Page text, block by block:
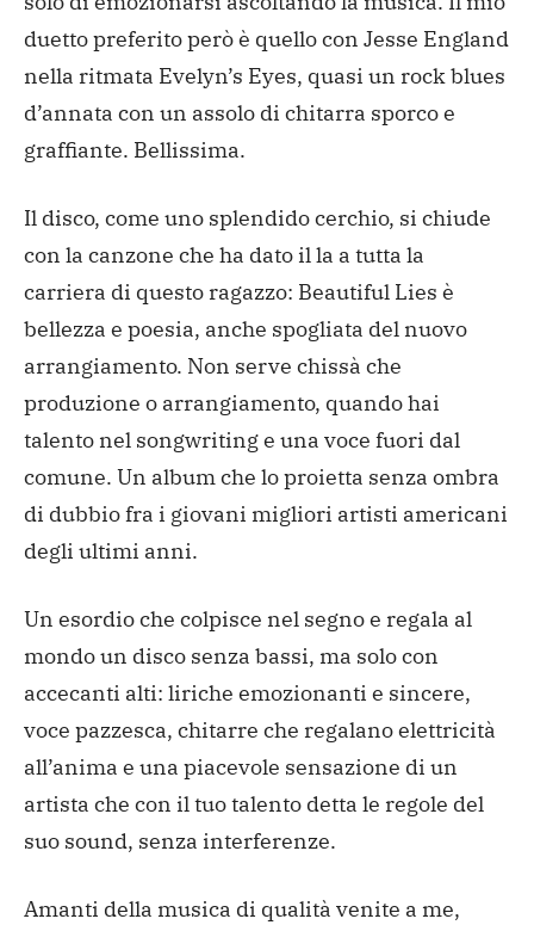
duetto preferito però è quello con Jesse England
nella ritmata Evelyn’s Eyes, quasi un rock blues
d’annata con un assolo di chitarra sporco e
graffiante. Bellissima.
Il disco, come uno splendido cerchio, si chiude
con la canzone che ha dato il la a tutta la
carriera di questo ragazzo: Beautiful Lies è
bellezza e poesia, anche spogliata del nuovo
arrangiamento. Non serve chissà che
produzione o arrangiamento, quando hai
talento nel songwriting e una voce fuori dal
comune. Un album che lo proietta senza ombra
di dubbio fra i giovani migliori artisti americani
degli ultimi anni.
Un esordio che colpisce nel segno e regala al
mondo un disco senza bassi, ma solo con
accecanti alti: liriche emozionanti e sincere,
voce pazzesca, chitarre che regalano elettricità
all’anima e una piacevole sensazione di un
artista che con il tuo talento detta le regole del
suo sound, senza interferenze.
Amanti della musica di qualità venite a me,